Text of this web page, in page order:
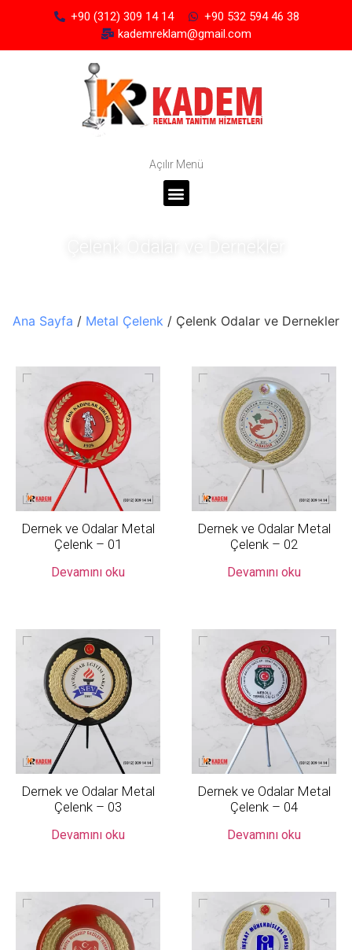
+90 (312) 309 14 14
+90 532 594 46 38
kademreklam@gmail.com
Açılır Menü
Ana Sayfa / Metal Çelenk / Çelenk Odalar ve Dernekler
Dernek ve Odalar Metal
Çelenk – 01
Devamını oku
Dernek ve Odalar Metal
Çelenk – 02
Devamını oku
Dernek ve Odalar Metal
Çelenk – 03
Devamını oku
Dernek ve Odalar Metal
Çelenk – 04
Devamını oku